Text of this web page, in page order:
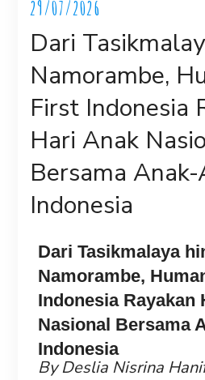
29/07/2026
Dari
Namorambe,
First Indonesia
Hari Anak
Bersama
Indonesia
Dari Tasikmalaya
Namorambe,
Indonesia Rayakan
Nasional Bersama
Indonesia
By Deslia Nisrina